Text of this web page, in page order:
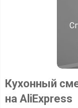
Кухонный
на AliExpress